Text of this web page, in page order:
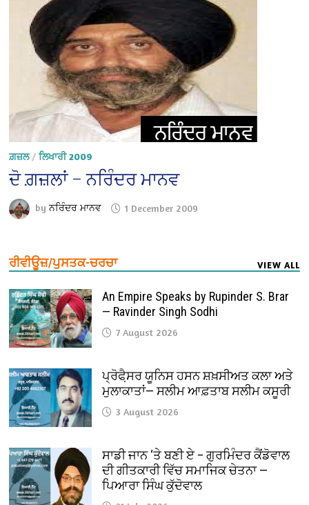
ਗ਼ਜ਼ਲ/ਲਿਖਾਰੀ 2009
ਦੋ ਗ਼ਜ਼ਲਾਂ – ਨਰਿੰਦਰ ਮਾਨਵ
byਨਰਿੰਦਰ ਮਾਨਵ 1 December 2009
ਰੀਵੀਊਜ਼/ਪੁਸਤਕ-ਚਰਚਾ VIEW ALL
An Empire Speaks by Rupinder S. Brar
— Ravinder Singh Sodhi
7 August 2026
ਪ੍ਰੋਫੈ਼ਸਰ ਯੂਨਿਸ ਹਸਨ ਸ਼ਖ਼ਸੀਅਤ ਕਲਾ ਅਤੇ
ਮੁਲਾਕਾਤਾਂ— ਸਲੀਮ ਆਫ਼ਤਾਬ ਸਲੀਮ ਕਸੂਰੀ
3 August 2026
ਸਾਡੀ ਜਾਨ ‘ਤੇ ਬਣੀ ਏ – ਗੁਰਮਿੰਦਰ ਕੈਂਡੋਵਾਲ
ਦੀ ਗੀਤਕਾਰੀ ਵਿੱਚ ਸਮਾਜਿਕ ਚੇਤਨਾ —
ਪਿਆਰਾ ਸਿੰਘ ਕੁੱਦੋਵਾਲ